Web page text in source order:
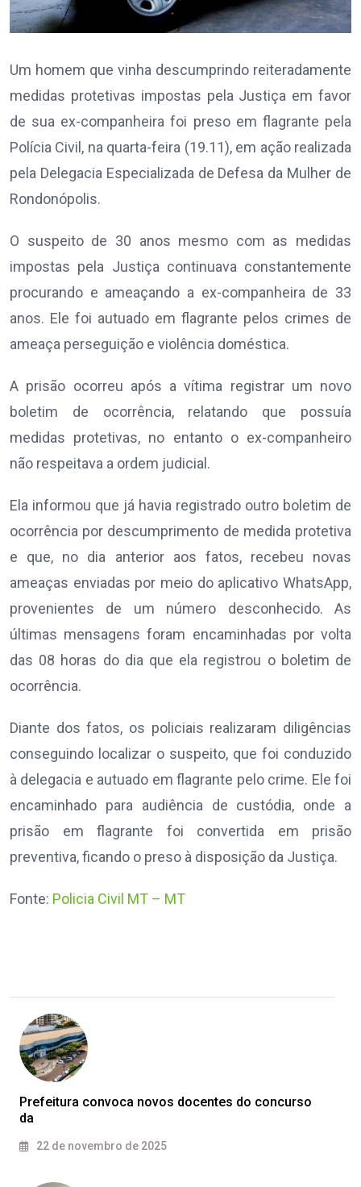
Um homem que vinha descumprindo reiteradamente
medidas protetivas impostas pela Justiça em favor
de sua ex-companheira foi preso em flagrante pela
Polícia Civil, na quarta-feira (19.11), em ação realizada
pela Delegacia Especializada de Defesa da Mulher de
Rondonópolis.
O suspeito de 30 anos mesmo com as medidas
impostas pela Justiça continuava constantemente
procurando e ameaçando a ex-companheira de 33
anos. Ele foi autuado em flagrante pelos crimes de
ameaça perseguição e violência doméstica.
A prisão ocorreu após a vítima registrar um novo
boletim de ocorrência, relatando que possuía
medidas protetivas, no entanto o ex-companheiro
não respeitava a ordem judicial.
Ela informou que já havia registrado outro boletim de
ocorrência por descumprimento de medida protetiva
e que, no dia anterior aos fatos, recebeu novas
ameaças enviadas por meio do aplicativo WhatsApp,
provenientes de um número desconhecido. As
últimas mensagens foram encaminhadas por volta
das 08 horas do dia que ela registrou o boletim de
ocorrência.
Diante dos fatos, os policiais realizaram diligências
conseguindo localizar o suspeito, que foi conduzido
à delegacia e autuado em flagrante pelo crime. Ele foi
encaminhado para audiência de custódia, onde a
prisão em flagrante foi convertida em prisão
preventiva, ficando o preso à disposição da Justiça.
Fonte: Policia Civil MT – MT
​Prefeitura convoca novos docentes do concurso
da
22 de novembro de 2025